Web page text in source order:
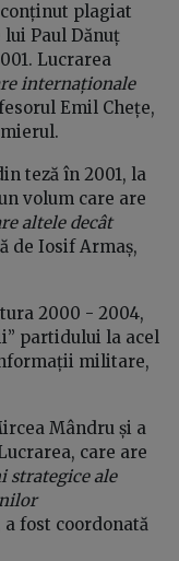
plagiat
Paul Dănuț
Lucrarea
internaționale
Emil Chețe,
teză în 2001, la
volum care are
altele decât
de Iosif Armaș,
2000 - 2004,
partidului la acel
militare,
Mândru și a
care are
strategice ale
a fost coordonată